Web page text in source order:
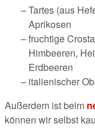
Tartes (aus
Aprikosen
fruchtige
Himbeeren,
Erdbeeren
italienischer
Außerdem ist beim
können wir selbst